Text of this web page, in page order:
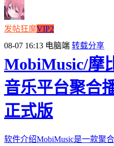
发帖狂魔VIP2
08-07 16:13 电脑端 转载分享
MobiMusic/摩
音乐平台聚合
正式版
软件介绍MobiMusic是一款聚